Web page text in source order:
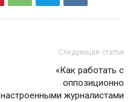
Следующая статья
«Как работать с
оппозиционно
настроенными журналистами